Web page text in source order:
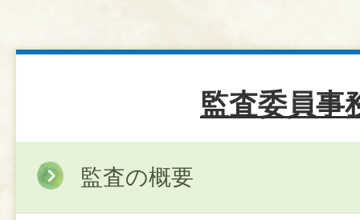
監査委員事
監査の概要